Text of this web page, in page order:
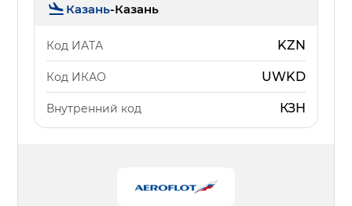
Казань-Казань
Код ИАТА KZN
Код ИКАО UWKD
Внутренний код КЗН